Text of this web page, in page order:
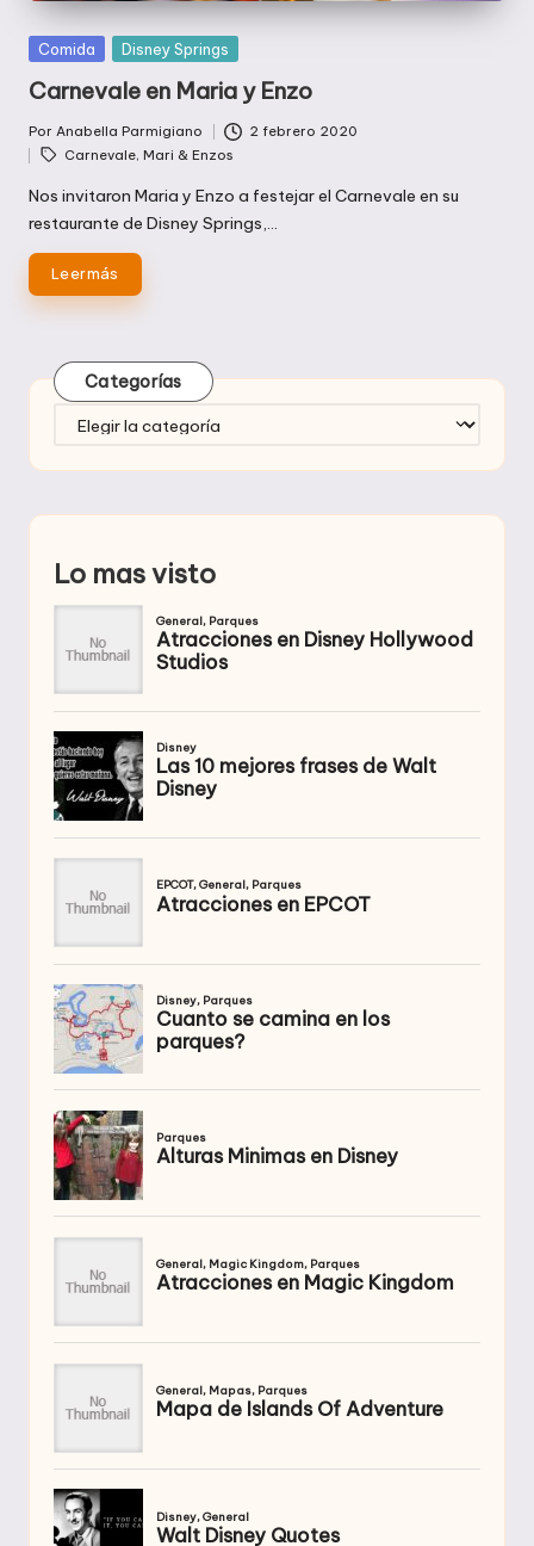
Publicada
Comida Disney Springs
Carnevale en Maria y Enzo
por
Por Anabella Parmigiano 2 febrero 2020
Carnevale, Mari & Enzos
Nos invitaron Maria y Enzo a festejar el Carnevale en su
restaurante de Disney Springs,…
Leer más
Categorías
Categorías
Lo mas visto